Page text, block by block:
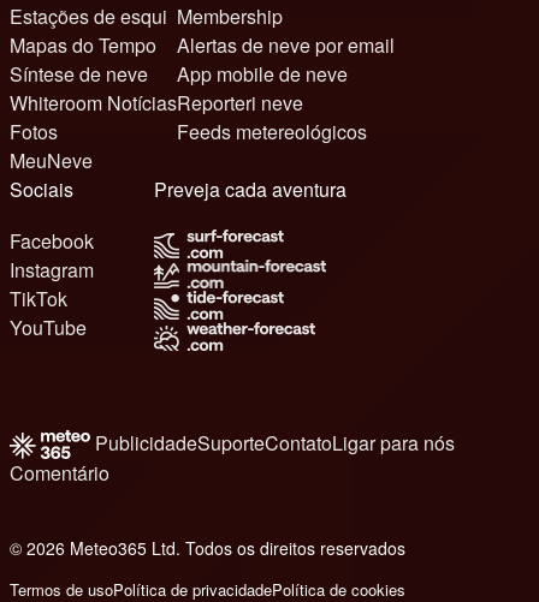
Estações de esqui
Mapas do Tempo
Síntese de neve
Whiteroom Notícias
Fotos
MeuNeve
Membership
Alertas de neve por email
App mobile de neve
Reporteri neve
Feeds metereológicos
Sociais
Facebook
Instagram
TikTok
YouTube
Preveja cada aventura
PublicidadeSuporteContatoLigar para nós
Comentário
© 2026 Meteo365 Ltd. Todos os direitos reservados
Termos de usoPolítica de privacidadePolítica de cookies